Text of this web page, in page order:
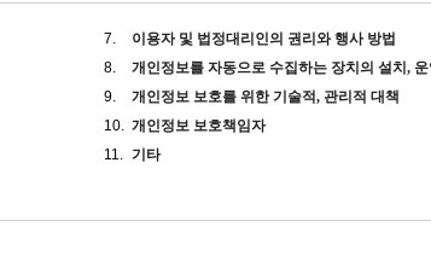
7.
이용자 및 법정대리인의 권리와 행사 방법
8.
개인정보를 자동으로 수집하는 장치의 설치,
9.
개인정보 보호를 위한 기술적, 관리적 대책
10. 개인정보 보호책임자
11. 기타